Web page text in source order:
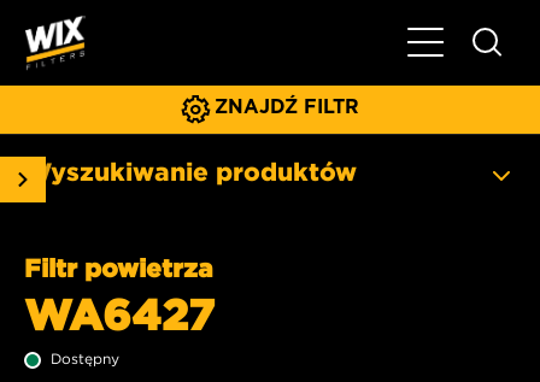
Pokaż/ukryj
ZNAJDŹ FILTR
Wyszukiwanie produktów
Filtr powietrza
WA6427
Dostępny